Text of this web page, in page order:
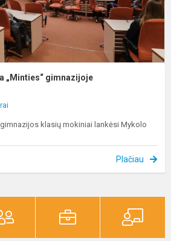
„Minties“ gimnazijoje
klasių mokiniai lankėsi Mykolo
Plačiau